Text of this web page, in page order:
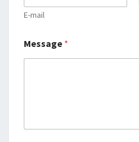
E-mail
Message *